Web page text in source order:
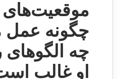
چگونه عمل
چه الگوهای
او غالب